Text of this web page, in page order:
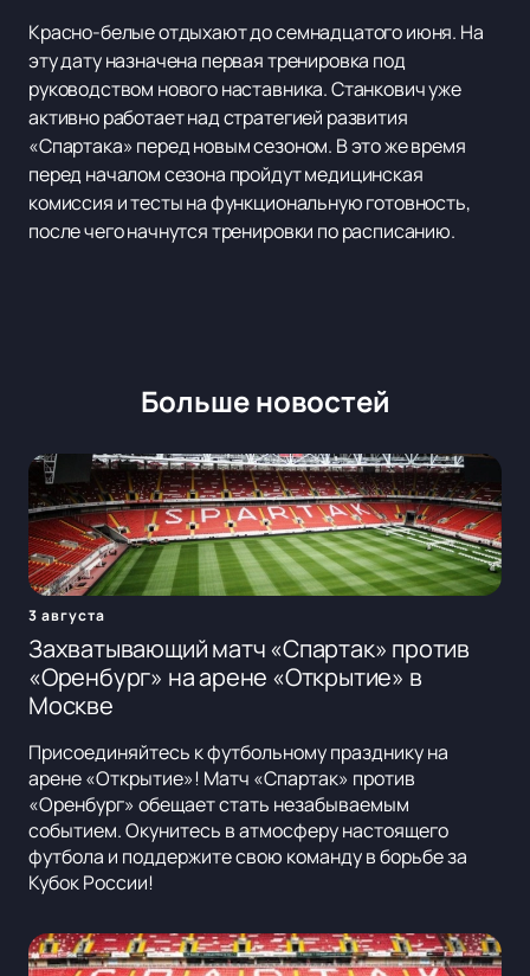
Красно-белые отдыхают до семнадцатого июня. На
эту дату назначена первая тренировка под
руководством нового наставника. Станкович уже
активно работает над стратегией развития
«Спартака» перед новым сезоном. В это же время
перед началом сезона пройдут медицинская
комиссия и тесты на функциональную готовность,
после чего начнутся тренировки по расписанию.
Больше новостей
3 августа
Захватывающий матч «Спартак» против
«Оренбург» на арене «Открытие» в
Москве
Присоединяйтесь к футбольному празднику на
арене «Открытие»! Матч «Спартак» против
«Оренбург» обещает стать незабываемым
событием. Окунитесь в атмосферу настоящего
футбола и поддержите свою команду в борьбе за
Кубок России!